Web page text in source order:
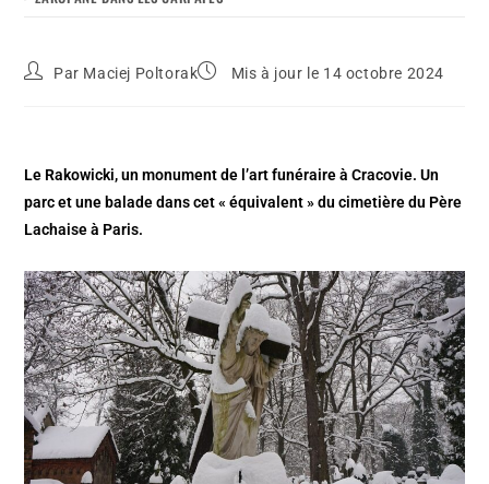
Par Maciej Poltorak Mis à jour le 14 octobre 2024
Le Rakowicki, un monument de l’art funéraire à Cracovie. Un
parc et une balade dans cet « équivalent » du cimetière du Père
Lachaise à Paris.